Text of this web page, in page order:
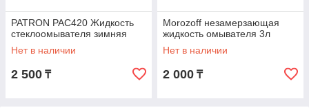
PATRON PAC420 Жидкость
стеклоомывателя зимняя
Нет в наличии
2 500 ₸
Morozoff незамерзающая
жидкость омывателя 3л
Нет в наличии
2 000 ₸